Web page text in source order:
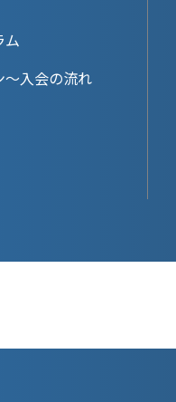
ム
〜入会の流れ